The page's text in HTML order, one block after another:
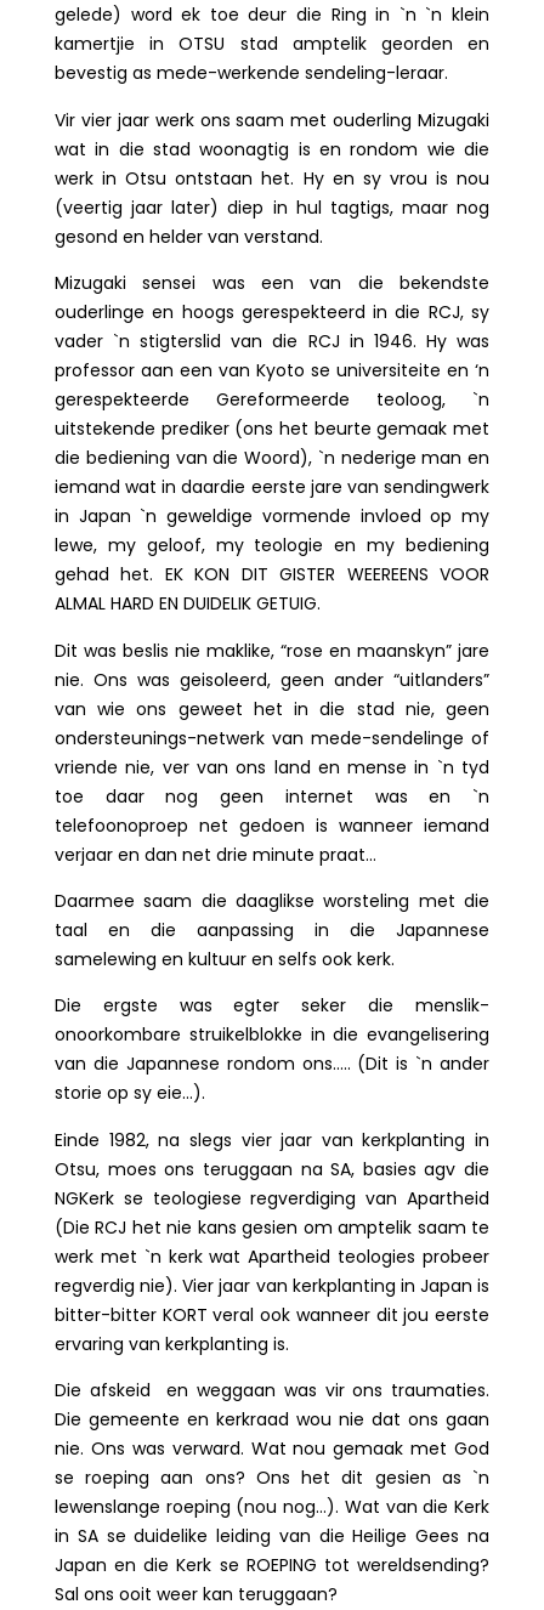
gelede) word ek toe deur die Ring in `n `n klein
kamertjie in OTSU stad amptelik georden en
bevestig as mede-werkende sendeling-leraar.
Vir vier jaar werk ons saam met ouderling Mizugaki
wat in die stad woonagtig is en rondom wie die
werk in Otsu ontstaan het. Hy en sy vrou is nou
(veertig jaar later) diep in hul tagtigs, maar nog
gesond en helder van verstand.
Mizugaki sensei was een van die bekendste
ouderlinge en hoogs gerespekteerd in die RCJ, sy
vader `n stigterslid van die RCJ in 1946. Hy was
professor aan een van Kyoto se universiteite en ‘n
gerespekteerde Gereformeerde teoloog, `n
uitstekende prediker (ons het beurte gemaak met
die bediening van die Woord), `n nederige man en
iemand wat in daardie eerste jare van sendingwerk
in Japan `n geweldige vormende invloed op my
lewe, my geloof, my teologie en my bediening
gehad het. EK KON DIT GISTER WEEREENS VOOR
ALMAL HARD EN DUIDELIK GETUIG.
Dit was beslis nie maklike, “rose en maanskyn” jare
nie. Ons was geisoleerd, geen ander “uitlanders”
van wie ons geweet het in die stad nie, geen
ondersteunings-netwerk van mede-sendelinge of
vriende nie, ver van ons land en mense in `n tyd
toe daar nog geen internet was en `n
telefoonoproep net gedoen is wanneer iemand
verjaar en dan net drie minute praat…
Daarmee saam die daaglikse worsteling met die
taal en die aanpassing in die Japannese
samelewing en kultuur en selfs ook kerk.
Die ergste was egter seker die menslik-
onoorkombare struikelblokke in die evangelisering
van die Japannese rondom ons….. (Dit is `n ander
storie op sy eie…).
Einde 1982, na slegs vier jaar van kerkplanting in
Otsu, moes ons teruggaan na SA, basies agv die
NGKerk se teologiese regverdiging van Apartheid
(Die RCJ het nie kans gesien om amptelik saam te
werk met `n kerk wat Apartheid teologies probeer
regverdig nie). Vier jaar van kerkplanting in Japan is
bitter-bitter KORT veral ook wanneer dit jou eerste
ervaring van kerkplanting is.
Die afskeid en weggaan was vir ons traumaties.
Die gemeente en kerkraad wou nie dat ons gaan
nie. Ons was verward. Wat nou gemaak met God
se roeping aan ons? Ons het dit gesien as `n
lewenslange roeping (nou nog…). Wat van die Kerk
in SA se duidelike leiding van die Heilige Gees na
Japan en die Kerk se ROEPING tot wereldsending?
Sal ons ooit weer kan teruggaan?